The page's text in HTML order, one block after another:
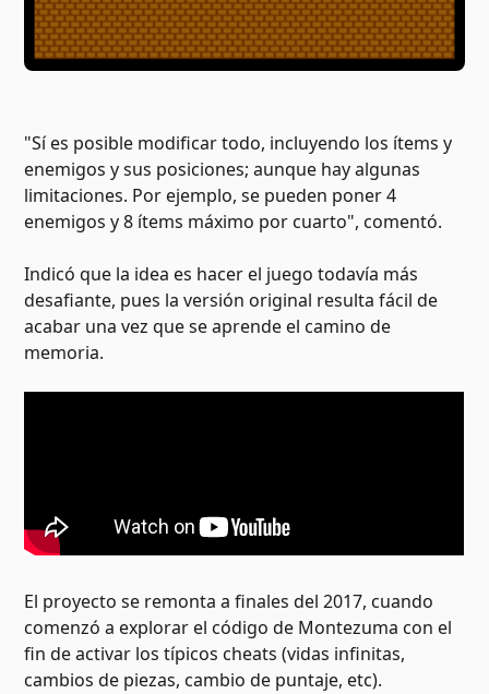
"Sí es posible modificar todo, incluyendo los ítems y
enemigos y sus posiciones; aunque hay algunas
limitaciones. Por ejemplo, se pueden poner 4
enemigos y 8 ítems máximo por cuarto", comentó.
Indicó que la idea es hacer el juego todavía más
desafiante, pues la versión original resulta fácil de
acabar una vez que se aprende el camino de
memoria.
El proyecto se remonta a finales del 2017, cuando
comenzó a explorar el código de Montezuma con el
fin de activar los típicos cheats (vidas infinitas,
cambios de piezas, cambio de puntaje, etc).